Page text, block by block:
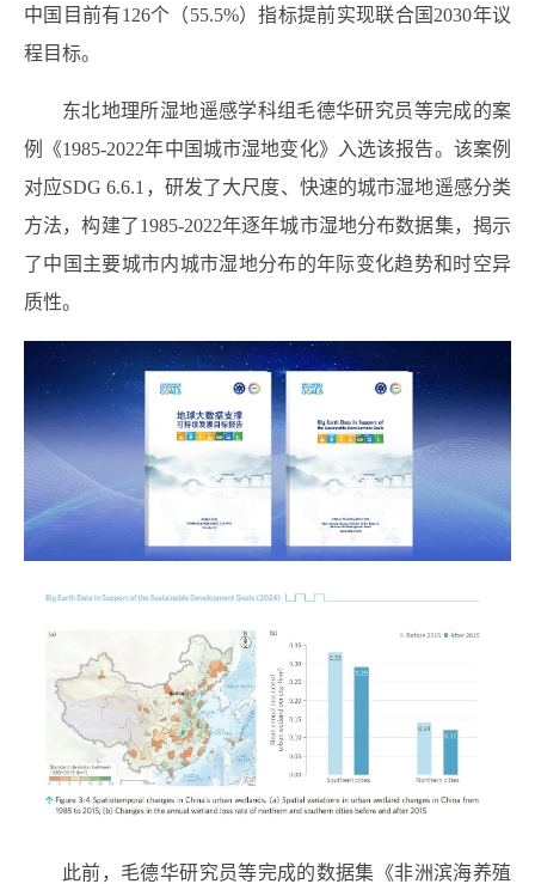
中国目前有126个（55.5%）指标提前实现联合国 2030年议
程目标。
东北地理所湿地遥感学科组毛德华研究员等完成的案
例《1985-2022年中国城市湿地变化》入选该报告。该案例
对应SDG 6.6.1 ，研发了大尺度、快速的城市湿地遥感分类
方法，构建了1985-2022年逐年城市湿地分布数据集，揭示
了中国主要城市内城市湿地分布的年际变化趋势和时空异
质性。
此前，毛德华研究员等完成的数据集《非洲滨海养殖